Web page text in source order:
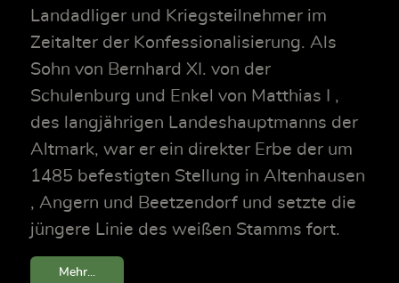
Landadliger und Kriegsteilnehmer im
Zeitalter der Konfessionalisierung. Als
Sohn von Bernhard XI. von der
Schulenburg und Enkel von Matthias I ,
des langjährigen Landeshauptmanns der
Altmark, war er ein direkter Erbe der um
1485 befestigten Stellung in Altenhausen
, Angern und Beetzendorf und setzte die
jüngere Linie des weißen Stamms fort.
Mehr...